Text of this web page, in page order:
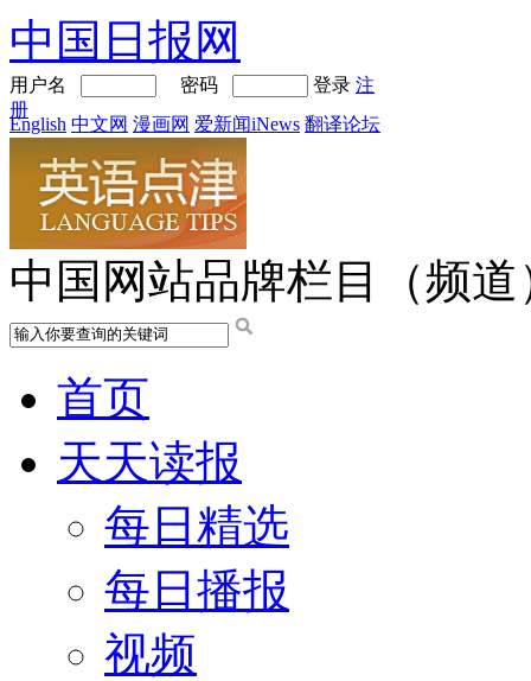
中国日报网
用户名 密码 登录 注
册
English 中文网 漫画网 爱新闻iNews 翻译论坛
中国网站品牌栏目（频道
首页
天天读报
每日精选
每日播报
视频